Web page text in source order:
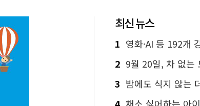
최신 뉴스
1 영화·AI 등 192개 강좌 쏟아진
2 9월 20일, 차 없는 도심 걸어요…'
3 밤에도 식지 않는 더위, 도